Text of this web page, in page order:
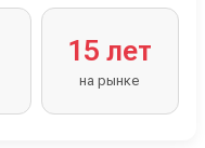
15 лет
на рынке